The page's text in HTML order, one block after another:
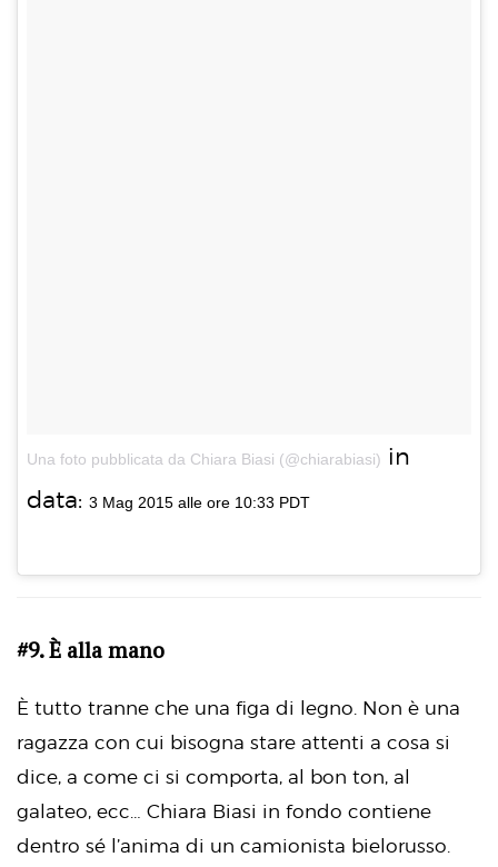
Una foto pubblicata da Chiara Biasi (@chiarabiasi) in
data: 3 Mag 2015 alle ore 10:33 PDT
#9. È alla mano
È tutto tranne che una figa di legno. Non è una
ragazza con cui bisogna stare attenti a cosa si
dice, a come ci si comporta, al bon ton, al
galateo, ecc… Chiara Biasi in fondo contiene
dentro sé l’anima di un camionista bielorusso.